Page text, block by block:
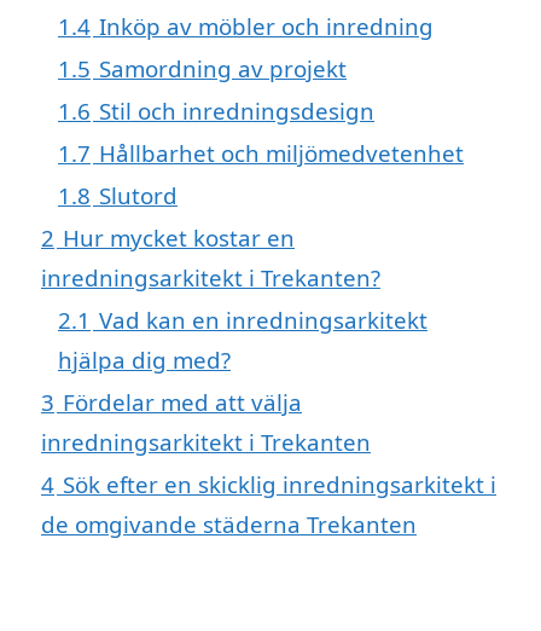
1.4 Inköp av möbler och inredning
1.5 Samordning av projekt
1.6 Stil och inredningsdesign
1.7 Hållbarhet och miljömedvetenhet
1.8 Slutord
2 Hur mycket kostar en
inredningsarkitekt i Trekanten?
2.1 Vad kan en inredningsarkitekt
hjälpa dig med?
3 Fördelar med att välja
inredningsarkitekt i Trekanten
4 Sök efter en skicklig inredningsarkitekt i
de omgivande städerna Trekanten